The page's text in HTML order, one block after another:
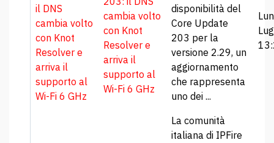
cambia volto
con Knot
Resolver e
arriva il
supporto al
Wi-Fi 6 GHz
disponibilità del
Core Update
203 per la
versione 2.29, un
aggiornamento
che rappresenta
uno dei ...
La comunità
italiana di IPFire